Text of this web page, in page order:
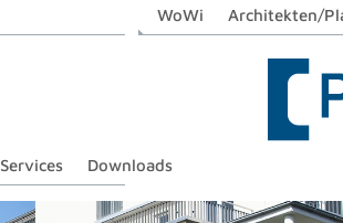
WoWi Architekten/
Services Downloads